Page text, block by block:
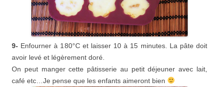
9- Enfourner à 180°C et laisser 10 à 15 minutes. La pâte doit
avoir levé et légèrement doré.
On peut manger cette pâtisserie au petit déjeuner avec lait,
café etc…Je pense que les enfants aimeront bien